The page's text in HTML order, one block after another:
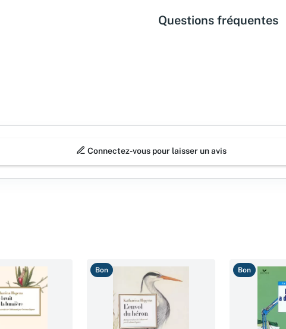
Questions fréquentes
Connectez-vous pour laisser un avis
Bon Bon